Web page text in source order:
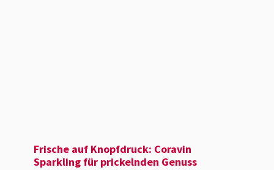
Frische auf Knopf­druck: Coravin
Sparkling für prickelnden Genuss